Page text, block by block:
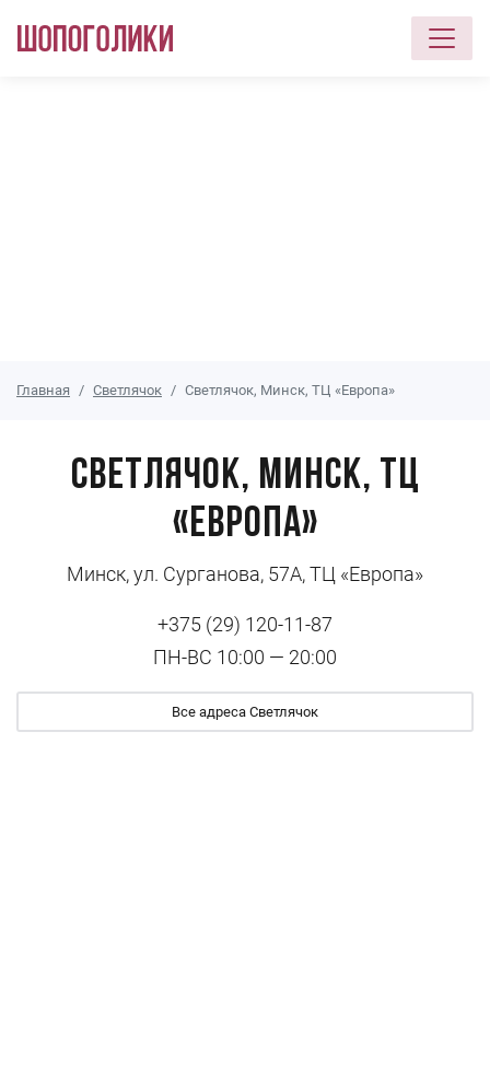
Главная Светлячок Светлячок, Минск, ТЦ «Европа»
Светлячок, Минск, ТЦ
«Европа»
Минск, ул. Сурганова, 57А, ТЦ «Европа»
+375 (29) 120-11-87
ПН-ВС 10:00 — 20:00
Все адреса Светлячок